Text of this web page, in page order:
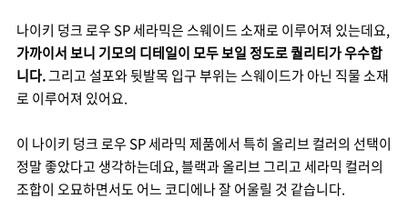
나이키 덩크 로우 SP 세라믹은 스웨이드 소재로 이루어져 있는데요,
가까이서 보니 기모의 디테일이 모두 보일 정도로 퀄리티가 우수합
니다.그리고 설포와 뒷발목 입구 부위는 스웨이드가 아닌 직물 소재
로 이루어져 있어요.
이 나이키 덩크 로우 SP 세라믹 제품에서 특히 올리브 컬러의 선택이
정말 좋았다고 생각하는데요, 블랙과 올리브 그리고 세라믹 컬러의
조합이 오묘하면서도 어느 코디에나 잘 어울릴 것 같습니다.